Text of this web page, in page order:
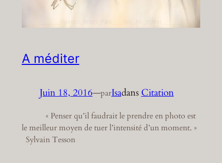
A méditer
Juin 18, 2016—parIsadansCitation
« Penser qu’il faudrait le prendre en photo est
le meilleur moyen de tuer l’intensité d’un moment. »
Sylvain Tesson